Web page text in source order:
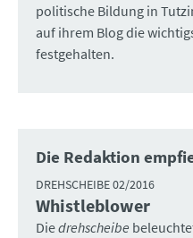
politische Bildung in
auf ihrem Blog die
festgehalten.
Die Redaktion
DREHSCHEIBE 02/2016
:Whistleblower
Diedrehscheibe